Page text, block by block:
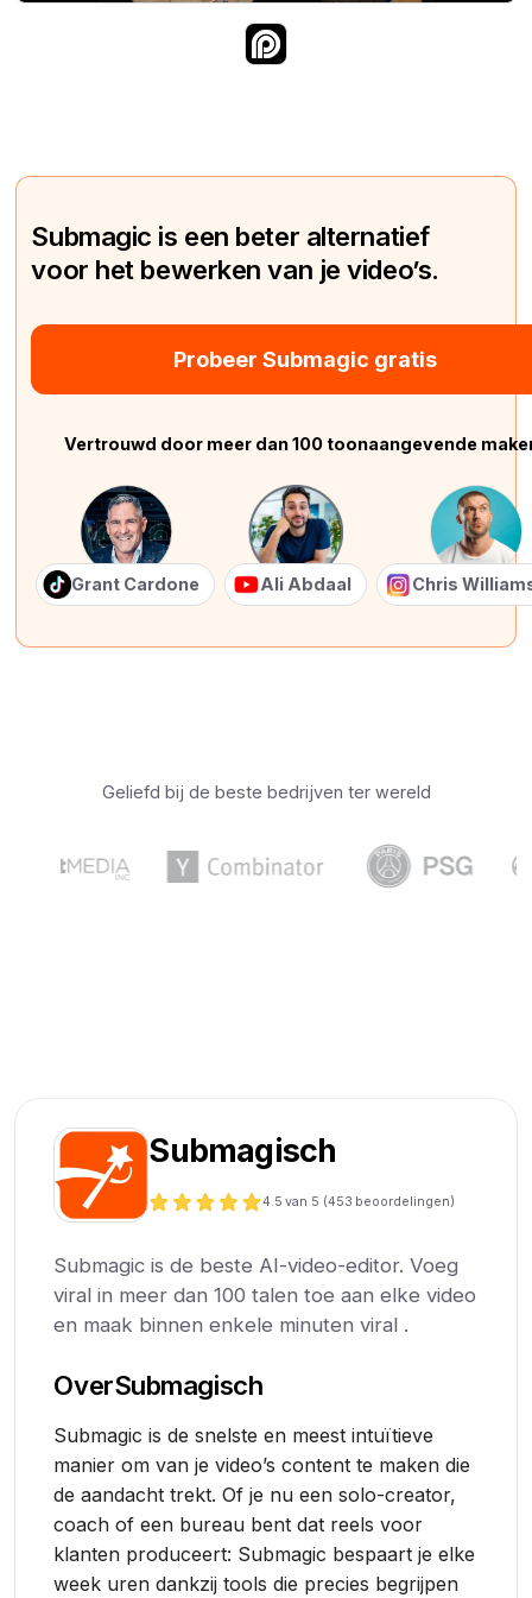
Submagic is een beter alternatief
voor het bewerken van je video’s.
Probeer Submagic gratis
Vertrouwd door meer dan 100 toonaangevende
Grant Cardone Ali Abdaal Chris
Geliefd bij de beste bedrijven ter wereld
Submagisch
4.5 van 5 (453 beoordelingen)
Submagic is de beste AI-video-editor. Voeg
viral in meer dan 100 talen toe aan elke video
en maak binnen enkele minuten viral .
OverSubmagisch
Submagic is de snelste en meest intuïtieve
manier om van je video’s content te maken die
de aandacht trekt. Of je nu een solo-creator,
coach of een bureau bent dat reels voor
klanten produceert: Submagic bespaart je elke
week uren dankzij tools die precies begrijpen